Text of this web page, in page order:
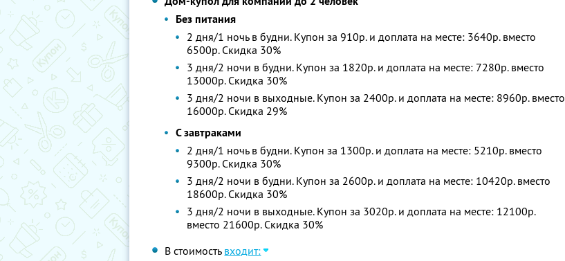
Без питания
2 дня/1 ночь в будни. Купон за 910р. и доплата на месте: 3640р. вместо
6500р. Скидка 30%
3 дня/2 ночи в будни. Купон за 1820р. и доплата на месте: 7280р. вместо
13000р. Скидка 30%
3 дня/2 ночи в выходные. Купон за 2400р. и доплата на месте: 8960р. вместо
16000р. Скидка 29%
С завтраками
2 дня/1 ночь в будни. Купон за 1300р. и доплата на месте: 5210р. вместо
9300р. Скидка 30%
3 дня/2 ночи в будни. Купон за 2600р. и доплата на месте: 10420р. вместо
18600р. Скидка 30%
3 дня/2 ночи в выходные. Купон за 3020р. и доплата на месте: 12100р.
вместо 21600р. Скидка 30%
В стоимость входит: